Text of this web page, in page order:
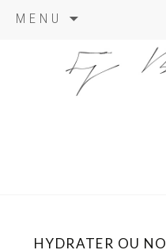
MENU
content
HYDRATER OU